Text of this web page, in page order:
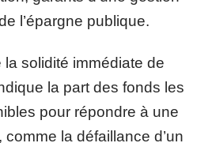
l’épargne publique.
solidité immédiate de
la part des fonds les
pour répondre à une
la défaillance d’un